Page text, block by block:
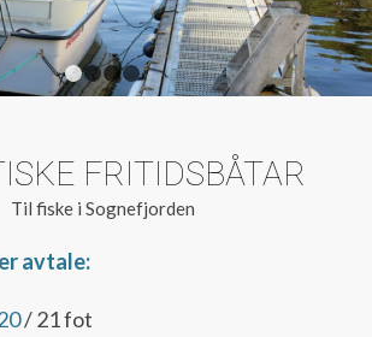
1 2 3 4
FRITIDSBÅTAR
Til fiske i Sognefjorden
avtale:
/ 21 fot